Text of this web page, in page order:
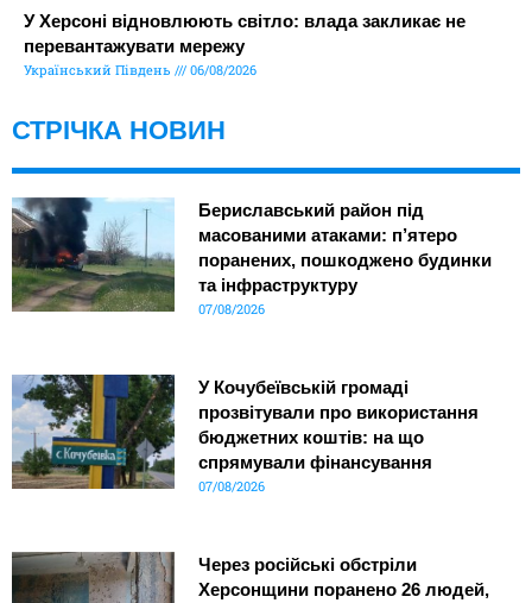
У Херсоні відновлюють світло: влада закликає не
перевантажувати мережу
Український Південь 06/08/2026
СТРІЧКА НОВИН
Бериславський район під
масованими атаками: п’ятеро
поранених, пошкоджено будинки
та інфраструктуру
07/08/2026
У Кочубеївській громаді
прозвітували про використання
бюджетних коштів: на що
спрямували фінансування
07/08/2026
Через російські обстріли
Херсонщини поранено 26 людей,